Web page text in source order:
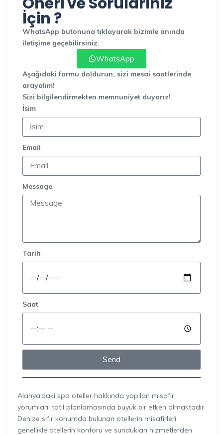
İçin ?
WhatsApp butonuna tıklayarak bizimle anında
iletişime geçebilirsiniz.
WhatsApp
Aşağıdaki formu doldurun, sizi mesai saatlerinde
arayalım!
Sizi bilgilendirmekten memnuniyet duyarız!
İsim
Email
Message
Tarih
Saat
Send
Alanya’daki spa oteller hakkında yapılan misafir
yorumları, tatil planlamasında büyük bir etken olmaktadır.
Denize sıfır konumda bulunan otellerin misafirleri,
genellikle otellerin konforu ve sundukları hizmetlerden